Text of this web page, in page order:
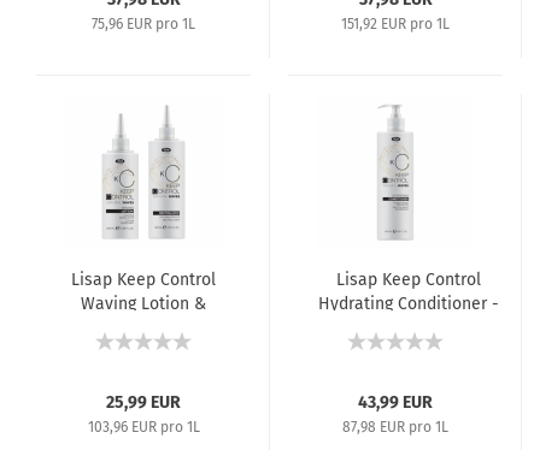
75,96 EUR pro 1L 151,92 EUR pro 1L
Lisap Keep Control
Waving Lotion &
Wellungslotion &
150 ml
25,99 EUR
103,96 EUR pro 1L
Lisap Keep Control
Hydrating Conditioner -
- 500 ml
43,99 EUR
87,98 EUR pro 1L